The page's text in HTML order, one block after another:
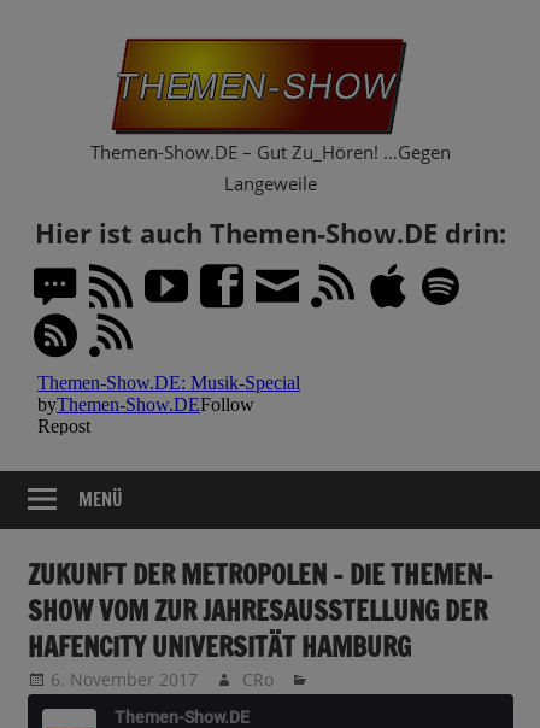
Themen-Show.DE – Gut Zu_Hören! …Gegen
Langeweile
Hier ist auch Themen-Show.DE drin:
MENÜ
ZUKUNFT DER METROPOLEN – DIE THEMEN-
SHOW VOM ZUR JAHRESAUSSTELLUNG DER
HAFENCITY UNIVERSITÄT HAMBURG
6. November 2017 CRo
Themen-Show.DE